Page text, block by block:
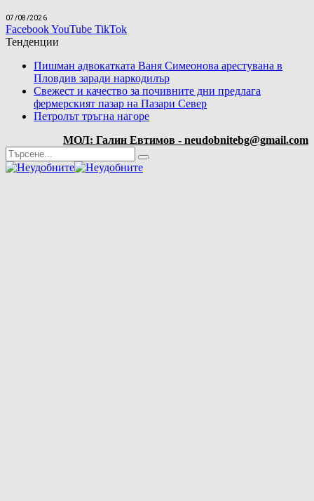
07/08/2026
FacebookYouTube TikTok
Тенденции
Пишман адвокатката Ваня Симеонова арестувана в
Пловдив заради наркодилър
Свежест и качество за почивните дни предлага
фермерският пазар на Пазари Север
Петролът тръгна нагоре
МОЛ: Галин Евтимов - neudobnitebg@gmail.com